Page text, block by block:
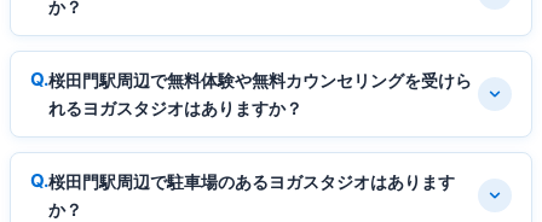
か？
桜田門駅周辺で無料体験や無料カウンセリングを受けら
れるヨガスタジオはありますか？
桜田門駅周辺で駐車場のあるヨガスタジオはあります
か？